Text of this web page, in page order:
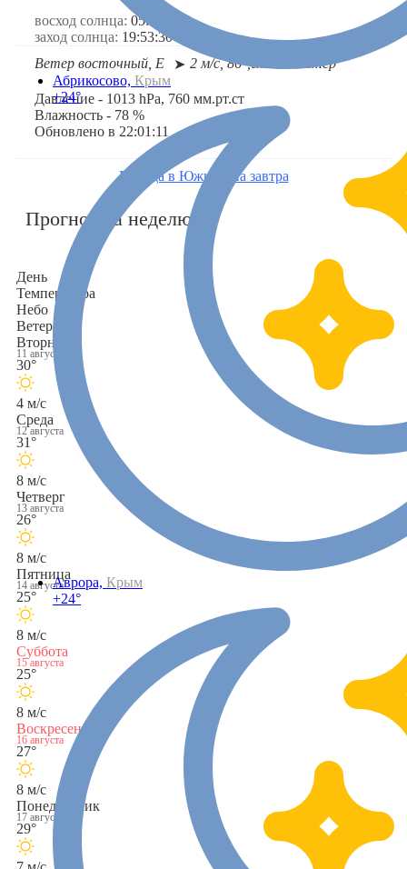
Абрикосово, Крым
+24°
Аврора, Крым
+24°
восход солнца: 05:32:30
заход солнца: 19:53:30
Ветер восточный, E
➤ 2 м/с, 86°,слабый ветер
Давление - 1013 hPa, 760 мм.рт.ст
Влажность - 78 %
Обновлено в 22:01:11
Погода в Южном на завтра
Прогноз на неделю
День
Температура
Небо
Ветер
Вторник
11 августа
30°
4 м/с
Среда
12 августа
31°
8 м/с
Четверг
13 августа
26°
8 м/с
Пятница
14 августа
25°
8 м/с
Суббота
15 августа
25°
8 м/с
Воскресенье
16 августа
27°
8 м/с
Понедельник
17 августа
29°